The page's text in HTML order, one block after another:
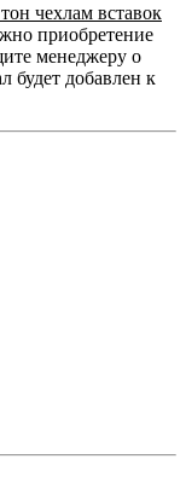
чехлам вставок
приобретение
менеджеру о
будет добавлен к